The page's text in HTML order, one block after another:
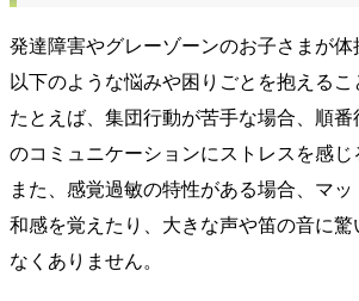
発達障害やグレーゾーンのお子さまが体
以下のような悩みや困りごとを抱えるこ
たとえば、 集団行動が苦手な場合、順番
のコミュニケーションにストレス を感じ
また、感覚過敏の特性がある場合、マ
和感を覚えたり、大きな声や笛の音に
なくありません。